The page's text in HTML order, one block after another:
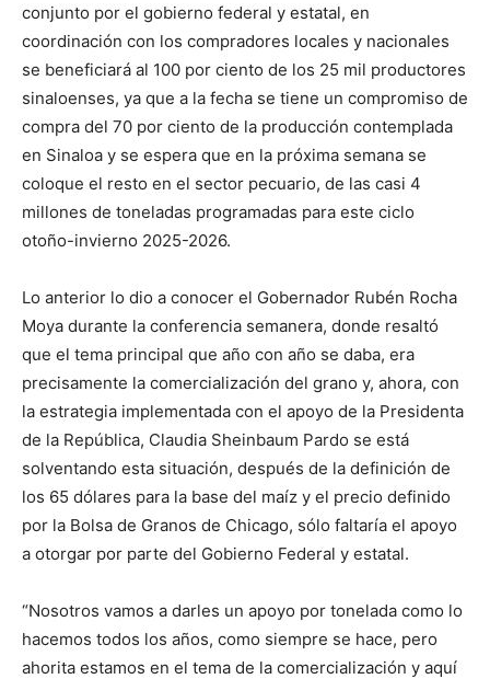
conjunto por el gobierno federal y estatal, en
coordinación con los compradores locales y nacionales
se beneficiará al 100 por ciento de los 25 mil productores
sinaloenses, ya que a la fecha se tiene un compromiso de
compra del 70 por ciento de la producción contemplada
en Sinaloa y se espera que en la próxima semana se
coloque el resto en el sector pecuario, de las casi 4
millones de toneladas programadas para este ciclo
otoño-invierno 2025-2026.
Lo anterior lo dio a conocer el Gobernador Rubén Rocha
Moya durante la conferencia semanera, donde resaltó
que el tema principal que año con año se daba, era
precisamente la comercialización del grano y, ahora, con
la estrategia implementada con el apoyo de la Presidenta
de la República, Claudia Sheinbaum Pardo se está
solventando esta situación, después de la definición de
los 65 dólares para la base del maíz y el precio definido
por la Bolsa de Granos de Chicago, sólo faltaría el apoyo
a otorgar por parte del Gobierno Federal y estatal.
“Nosotros vamos a darles un apoyo por tonelada como lo
hacemos todos los años, como siempre se hace, pero
ahorita estamos en el tema de la comercialización y aquí